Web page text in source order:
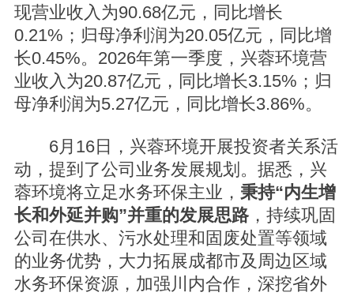
现营业收入为90.68亿元，同比增长
0.21%；归母净利润为20.05亿元，同比增
长0.45%。2026年第一季度，兴蓉环境营
业收入为20.87亿元，同比增长3.15%；归
母净利润为5.27亿元，同比增长3.86%。
6月16日，兴蓉环境开展投资者关系活
动，提到了公司业务发展规划。据悉，兴
蓉环境将立足水务环保主业， 秉持“内生增
长和外延并购”并重的发展思路，持续巩固
公司在供水、污水处理和固废处置等领域
的业务优势，大力拓展成都市及周边区域
水务环保资源，加强川内合作，深挖省外